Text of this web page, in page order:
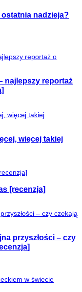
nadzieja?
najlepszy reportaż
więcej takiej
[recenzja]
przyszłości – czy